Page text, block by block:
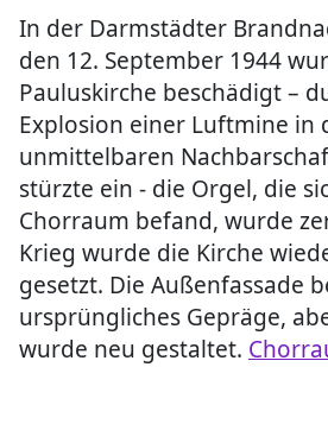
In der Darmstädter
den 12. September 1944
Pauluskirche beschädigt –
Explosion einer Luftmine in
unmittelbaren
stürzte ein - die Orgel, die
Chorraum befand, wurde
Krieg wurde die Kirche
gesetzt. Die Außenfassade
ursprüngliches Gepräge,
wurde neu gestaltet.